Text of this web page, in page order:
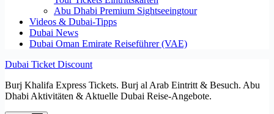
Abu Dhabi Premium Sightseeingtour
Videos & Dubai-Tipps
Dubai News
Dubai Oman Emirate Reiseführer (VAE)
Dubai Ticket Discount
Burj Khalifa Express Tickets. Burj al Arab Eintritt & Besuch. Abu
Dhabi Aktivitäten & Aktuelle Dubai Reise-Angebote.